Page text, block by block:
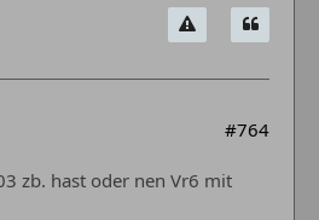
#764
zb. hast oder nen Vr6 mit